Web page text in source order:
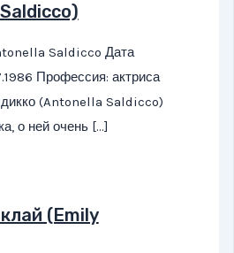
Saldicco Дата
Профессия: актриса
(Antonella Saldicco)
о ней очень […]
(Emily